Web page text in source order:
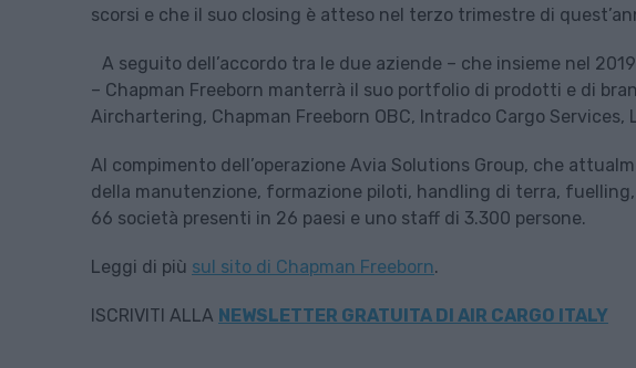
scorsi e che il suo closing è atteso nel terzo trimestre di
A seguito dell’accordo tra le due aziende – che insieme nel
– Chapman Freeborn manterrà il suo portfolio di prodotti e di
Airchartering, Chapman Freeborn OBC, Intradco Cargo
Al compimento dell’operazione Avia Solutions Group, che
della manutenzione, formazione piloti, handling di terra,
66 società presenti in 26 paesi e uno staff di 3.300 persone.
Leggi di più sul sito di Chapman Freeborn.
ISCRIVITI ALLA NEWSLETTER GRATUITA DI AIR CARGO ITALY